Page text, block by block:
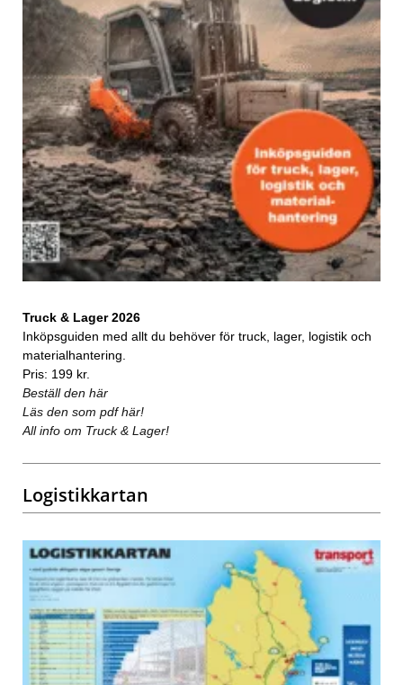
Truck & Lager 2026
Inköpsguiden med allt du behöver för truck, lager, logistik och
materialhantering.
Pris: 199 kr.
Beställ den här
Läs den som pdf här!
All info om Truck & Lager!
Logistikkartan